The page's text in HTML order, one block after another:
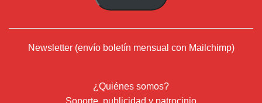
Newsletter (envío boletín mensual con Mailchimp)
¿Quiénes somos?
Soporte, publicidad y patrocinio